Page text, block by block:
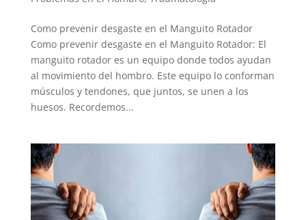
Como prevenir desgaste en el Manguito Rotador
Como prevenir desgaste en el Manguito Rotador: El
manguito rotador es un equipo donde todos ayudan
al movimiento del hombro. Este equipo lo conforman
músculos y tendones, que juntos, se unen a los
huesos. Recordemos...